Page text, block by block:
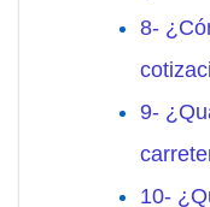
8-
9-
10-